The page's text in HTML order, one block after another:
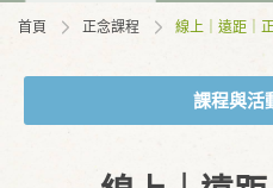
首頁 正念課程 線上｜遠距｜
課程與活